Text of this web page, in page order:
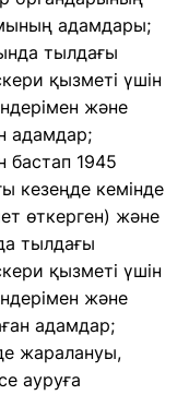
адамдары;
тылдағы
қызметі үшін
және
адамдар;
бастап 1945
кезеңде кемiнде
өткерген) және
тылдағы
қызметі үшін
және
адамдар;
жаралануы,
ауруға